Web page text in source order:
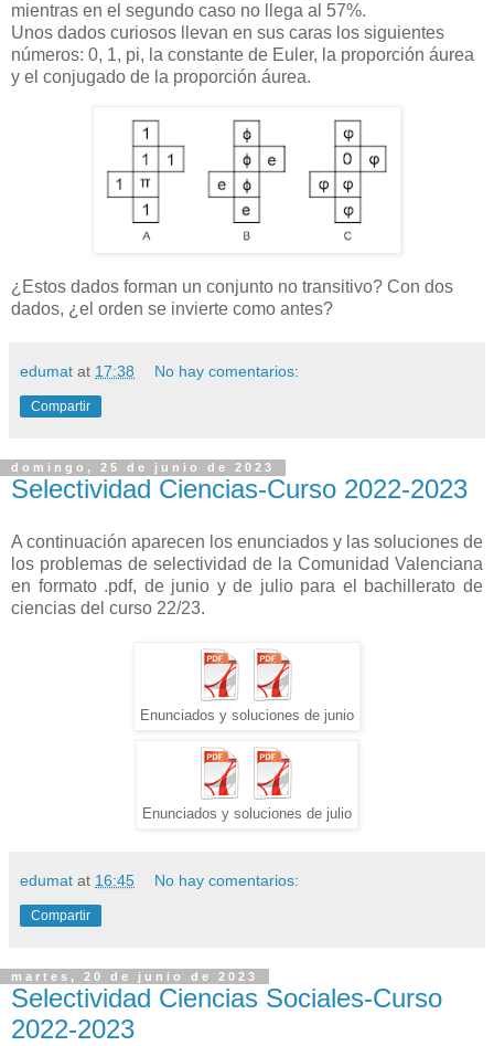
mientras en el segundo caso no llega al 57%.
Unos dados curiosos llevan en sus caras los siguientes
números: 0, 1, pi, la constante de Euler, la proporción áurea
y el conjugado de la proporción áurea.
¿Estos dados forman un conjunto no transitivo? Con dos
dados, ¿el orden se invierte como antes?
edumat at 17:38 No hay comentarios:
Compartir
domingo, 25 de junio de 2023
Selectividad Ciencias-Curso 2022-2023
A continuación aparecen los enunciados y las soluciones de
los problemas de selectividad de la Comunidad Valenciana
en formato .pdf, de junio y de julio para el bachillerato de
ciencias del curso 22/23.
Enunciados y soluciones de junio
Enunciados y soluciones de julio
edumat at 16:45 No hay comentarios:
Compartir
martes, 20 de junio de 2023
Selectividad Ciencias Sociales-Curso
2022-2023